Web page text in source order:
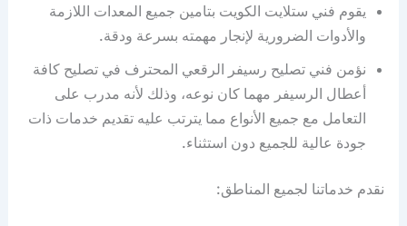
يقوم فني ستلايت الكويت بتامين جميع المعدات اللازمة
والأدوات الضرورية لإنجار مهمته بسرعة ودقة.
نؤمن فني تصليح رسيفر الرقعي المحترف في تصليح كافة
أعطال الرسيفر مهما كان نوعه، وذلك لأنه مدرب على
التعامل مع جميع الأنواع مما يترتب عليه تقديم خدمات ذات
جودة عالية للجميع دون استثناء.
نقدم خدماتنا لجميع المناطق: